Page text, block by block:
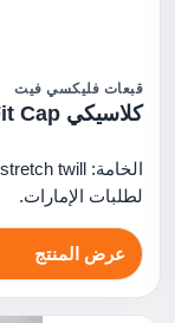
قبعات فليكسي فيت
كلاسيكي FlexiFit Cap الإمارات
لطلبات الإمارات.
عرض المنتج